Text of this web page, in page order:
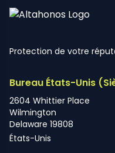
Protection de votre
Bureau États-Unis
2604 Whittier Place
Wilmington
Delaware 19808
États-Unis